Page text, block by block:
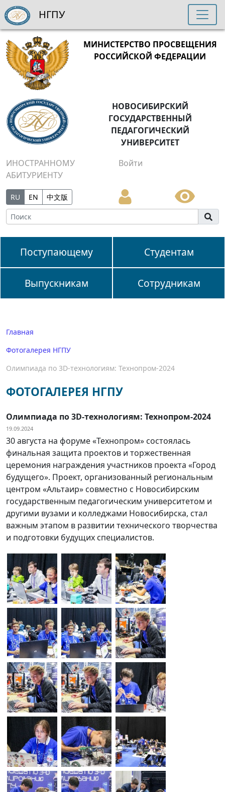
МИНИСТЕРСТВО ПРОСВЕЩЕНИЯ
РОССИЙСКОЙ ФЕДЕРАЦИИ
НОВОСИБИРСКИЙ
ГОСУДАРСТВЕННЫЙ
ПЕДАГОГИЧЕСКИЙ
УНИВЕРСИТЕТ
ИНОСТРАННОМУ
АБИТУРИЕНТУ
Войти
RU EN 中文版
Поступающему Студентам
Выпускникам Сотрудникам
НГПУ
Главная
Фотогалерея НГПУ
Олимпиада по 3D-технологиям: Технопром-2024
ФОТОГАЛЕРЕЯ НГПУ
Олимпиада по 3D-технологиям: Технопром-2024
19.09.2024
30 августа на форуме «Технопром» состоялась
финальная защита проектов и торжественная
церемония награждения участников проекта «Город
будущего». Проект, организованный региональным
центром «Альтаир» совместно с Новосибирским
государственным педагогическим университетом и
другими вузами и колледжами Новосибирска, стал
важным этапом в развитии технического творчества
и подготовки будущих специалистов.